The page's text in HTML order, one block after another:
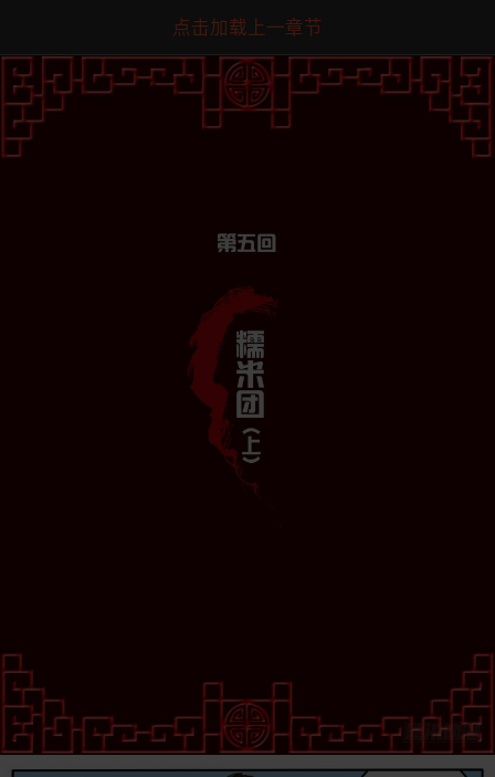
点击加载上一章节